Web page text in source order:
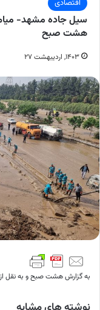
اقتصادی
سیل جاده مشهد-
هشت صبح
۱۴۰۳, اردیبهشت ۲۷
به گزارش هشت صبح و به نقل